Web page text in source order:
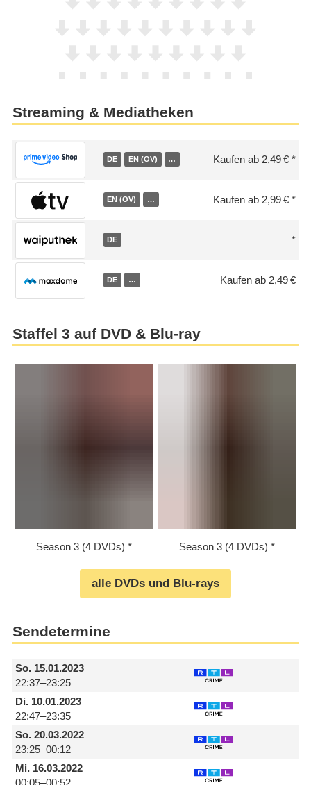
Streaming & Mediatheken
DE EN (OV) … Kaufen ab 2,49 €
EN (OV) … Kaufen ab 2,99 €
DE
DE … Kaufen ab 2,49 €
Staffel 3 auf DVD & Blu-ray
Season 3 (4 DVDs) Season 3 (4 DVDs)
alle DVDs und Blu-rays
Sendetermine
So.15.01.2023
22:37–23:25
Di.10.01.2023
22:47–23:35
So.20.03.2022
23:25–00:12
Mi.16.03.2022